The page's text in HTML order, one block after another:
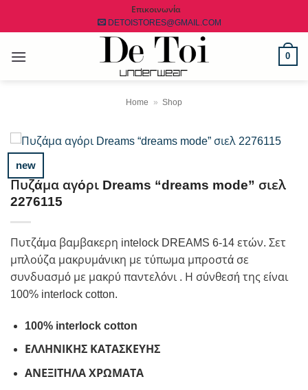
Επικοινωνία
DETOISTORES@GMAIL.COM
0
Home » Shop
new
Πυζάμα αγόρι Dreams “dreams mode” σιελ
2276115
Πυτζάμα βαμβακερη intelock DREAMS 6-14 ετών. Σετ
μπλούζα μακρυμάνικη με τύπωμα μπροστά σε
συνδυασμό με μακρύ παντελόνι . Η σύνθεσή της είναι
100% interlock cotton.
100% interlock cotton
ΕΛΛΗΝΙΚΗΣ ΚΑΤΑΣΚΕΥΗΣ
ΑΝΕΞΙΤΗΛΑ ΧΡΩΜΑΤΑ